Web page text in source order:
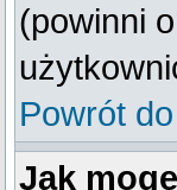
(powinni
Powrót
Jak